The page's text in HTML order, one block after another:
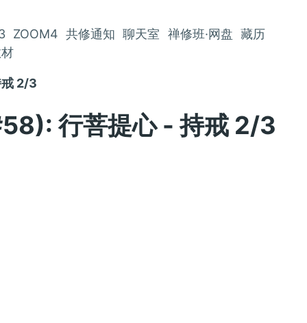
ZOOM4 共修通知 聊天室 禅修班·网盘 藏历
2/3
行菩提心 - 持戒 2/3